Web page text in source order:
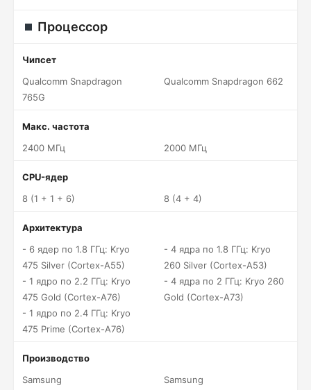
Процессор
Чипсет
Qualcomm Snapdragon
765G
Qualcomm Snapdragon 662
Макс. частота
2400 МГц
2000 МГц
CPU-ядер
8 (1 + 1 + 6)
8 (4 + 4)
Архитектура
- 6 ядер по 1.8 ГГц: Kryo
475 Silver (Cortex-A55)
- 1 ядро по 2.2 ГГц: Kryo
475 Gold (Cortex-A76)
- 1 ядро по 2.4 ГГц: Kryo
475 Prime (Cortex-A76)
- 4 ядра по 1.8 ГГц: Kryo
260 Silver (Cortex-A53)
- 4 ядра по 2 ГГц: Kryo 260
Gold (Cortex-A73)
Производство
Samsung
Samsung